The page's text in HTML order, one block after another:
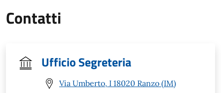
Contatti
Ufficio Segreteria
Via Umberto, I 18020 Ranzo (IM)